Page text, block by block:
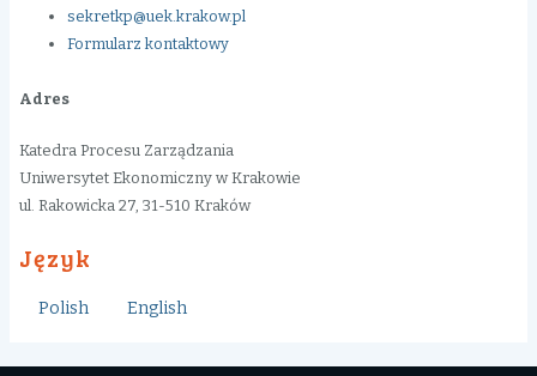
sekretkp@uek.krakow.pl
Formularz kontaktowy
Adres
Katedra Procesu Zarządzania
Uniwersytet Ekonomiczny w Krakowie
ul. Rakowicka 27, 31-510 Kraków
Język
Polish English